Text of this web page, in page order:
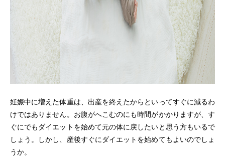
妊娠中に増えた体重は、出産を終えたからといってすぐに減るわ
けではありません。お腹がへこむのにも時間がかかりますが、す
ぐにでもダイエットを始めて元の体に戻したいと思う方もいるで
しょう。しかし、産後すぐにダイエットを始めてもよいのでしょ
うか。